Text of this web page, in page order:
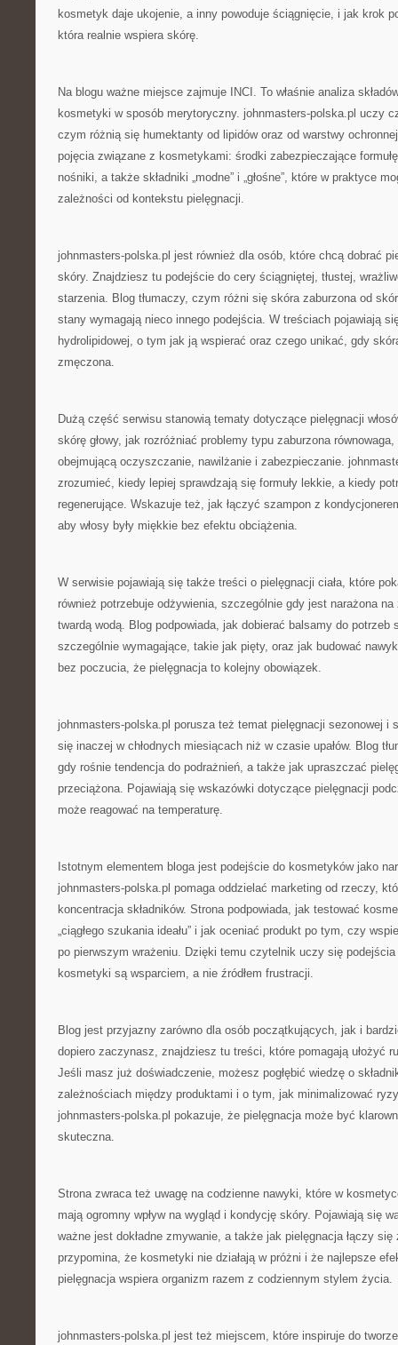
kosmetyk daje ukojenie, a inny powoduje ściągnięcie, i jak krok
która realnie wspiera skórę.
Na blogu ważne miejsce zajmuje INCI. To właśnie analiza
kosmetyki w sposób merytoryczny. johnmasters-polska.pl uczy
czym różnią się humektanty od lipidów oraz od warstwy
pojęcia związane z kosmetykami: środki zabezpieczające
nośniki, a także składniki „modne” i „głośne”, które w praktyce
zależności od kontekstu pielęgnacji.
johnmasters-polska.pl jest również dla osób, które chcą dobrać
skóry. Znajdziesz tu podejście do cery ściągniętej, tłustej,
starzenia. Blog tłumaczy, czym różni się skóra zaburzona od
stany wymagają nieco innego podejścia. W treściach pojawiają
hydrolipidowej, o tym jak ją wspierać oraz czego unikać, gdy
zmęczona.
Dużą część serwisu stanowią tematy dotyczące pielęgnacji
skórę głowy, jak rozróżniać problemy typu zaburzona
obejmującą oczyszczanie, nawilżanie i zabezpieczanie.
zrozumieć, kiedy lepiej sprawdzają się formuły lekkie, a kiedy
regenerujące. Wskazuje też, jak łączyć szampon z
aby włosy były miękkie bez efektu obciążenia.
W serwisie pojawiają się także treści o pielęgnacji ciała, które
również potrzebuje odżywienia, szczególnie gdy jest narażona
twardą wodą. Blog podpowiada, jak dobierać balsamy do potrzeb
szczególnie wymagające, takie jak pięty, oraz jak budować
bez poczucia, że pielęgnacja to kolejny obowiązek.
johnmasters-polska.pl porusza też temat pielęgnacji sezonowej i
się inaczej w chłodnych miesiącach niż w czasie upałów. Blog
gdy rośnie tendencja do podrażnień, a także jak upraszczać
przeciążona. Pojawiają się wskazówki dotyczące pielęgnacji
może reagować na temperaturę.
Istotnym elementem bloga jest podejście do kosmetyków jako
johnmasters-polska.pl pomaga oddzielać marketing od rzeczy,
koncentracja składników. Strona podpowiada, jak testować
„ciągłego szukania ideału” i jak oceniać produkt po tym, czy
po pierwszym wrażeniu. Dzięki temu czytelnik uczy się
kosmetyki są wsparciem, a nie źródłem frustracji.
Blog jest przyjazny zarówno dla osób początkujących, jak i
dopiero zaczynasz, znajdziesz tu treści, które pomagają ułożyć
Jeśli masz już doświadczenie, możesz pogłębić wiedzę o
zależnościach między produktami i o tym, jak minimalizować
johnmasters-polska.pl pokazuje, że pielęgnacja może być
skuteczna.
Strona zwraca też uwagę na codzienne nawyki, które w
mają ogromny wpływ na wygląd i kondycję skóry. Pojawiają się
ważne jest dokładne zmywanie, a także jak pielęgnacja łączy
przypomina, że kosmetyki nie działają w próżni i że najlepsze
pielęgnacja wspiera organizm razem z codziennym stylem życia.
johnmasters-polska.pl jest też miejscem, które inspiruje do